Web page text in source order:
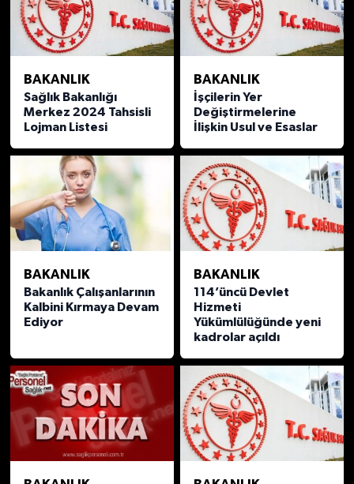
BAKANLIK
Sağlık Bakanlığı
Merkez 2024 Tahsisli
Lojman Listesi
BAKANLIK
İşçilerin Yer
Değiştirmelerine
İlişkin Usul ve Esaslar
BAKANLIK
Bakanlık Çalışanlarının
Kalbini Kırmaya Devam
Ediyor
BAKANLIK
114’üncü Devlet
Hizmeti
Yükümlülüğünde yeni
kadrolar açıldı